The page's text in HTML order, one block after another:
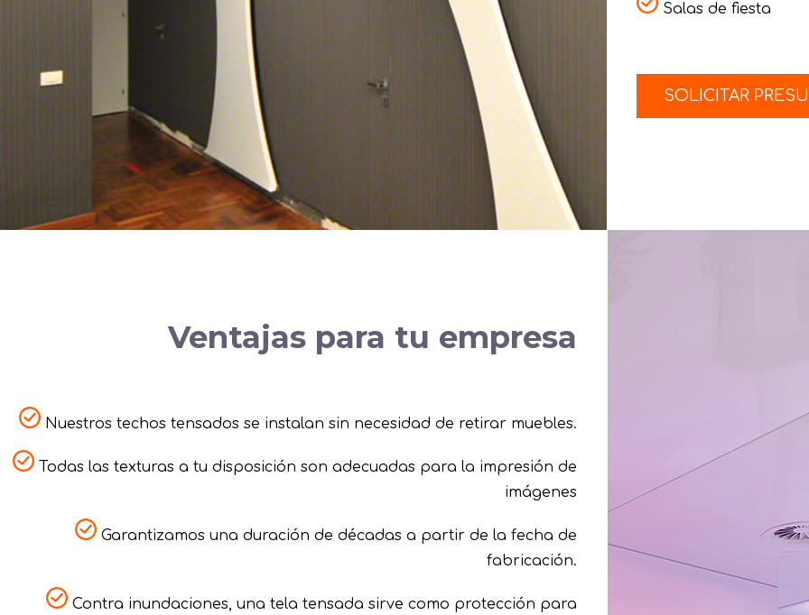
Salas de fiesta
SOLICITAR
Ventajas para tu empresa
Nuestros techos tensados se instalan sin necesidad de retirar muebles.
Todas las texturas a tu disposición son adecuadas para la impresión de
imágenes
Garantizamos una duración de décadas a partir de la fecha de
fabricación.
Contra inundaciones, una tela tensada sirve como protección para